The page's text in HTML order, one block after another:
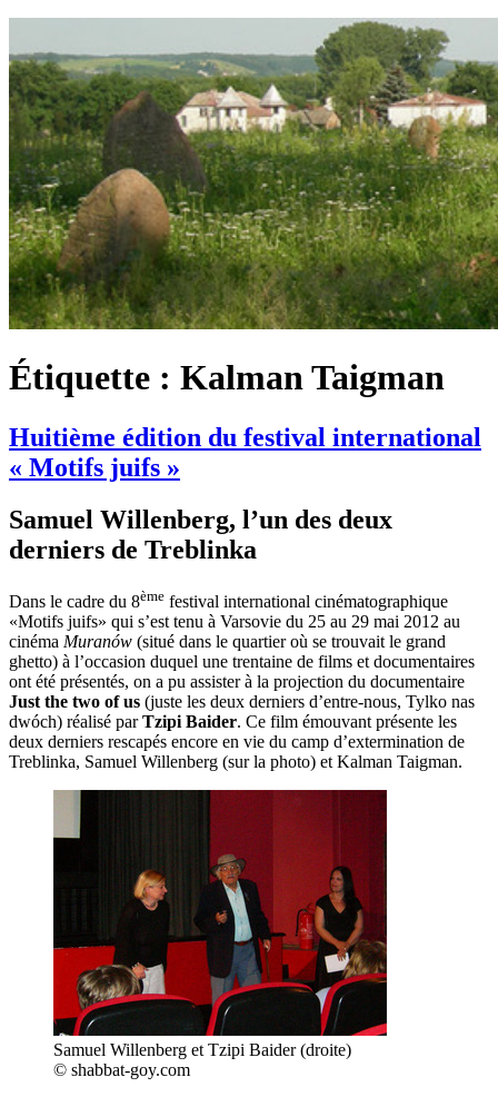
Étiquette : Kalman Taigman
Huitième édition du festival international
« Motifs juifs »
Samuel Willenberg, l’un des deux
derniers de Treblinka
Dans le cadre du 8ème festival international cinématographique
«Motifs juifs» qui s’est tenu à Varsovie du 25 au 29 mai 2012 au
cinéma Muranów (situé dans le quartier où se trouvait le grand
ghetto) à l’occasion duquel une trentaine de films et documentaires
ont été présentés, on a pu assister à la projection du documentaire
Just the two of us (juste les deux derniers d’entre-nous, Tylko nas
dwóch) réalisé parTzipi Baider. Ce film émouvant présente les
deux derniers rescapés encore en vie du camp d’extermination de
Treblinka, Samuel Willenberg (sur la photo) et Kalman Taigman.
Samuel Willenberg et Tzipi Baider (droite)
© shabbat-goy.com